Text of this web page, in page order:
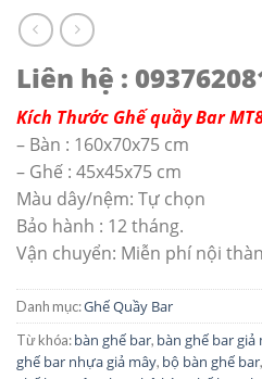
Liên hệ :
Kích Thước Ghế quầy Bar
– Bàn : 160x70x75 cm
– Ghế : 45x45x75 cm
Màu dây/nệm: Tự chọn
Bảo hành : 12 tháng.
Vận chuyển: Miễn phí nội
Danh mục:Ghế Quầy Bar
Từ khóa:bàn ghế bar, bàn ghế bar giả
ghế bar nhựa giả mây, bộ bàn ghế bar,